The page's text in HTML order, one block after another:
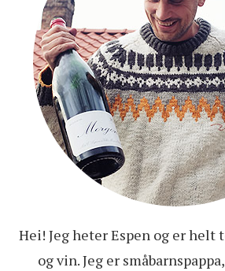
Hei! Jeg heter Espen og er helt
og vin. Jeg er